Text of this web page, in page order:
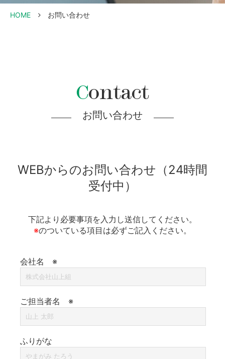
HOME お問い合わせ
Contact
お問い合わせ
WEBからのお問い合わせ（24時間
受付中）
下記より必要事項を入力し送信してください。
※のついている項目は必ずご記入ください。
会社名 ※
ご担当者名 ※
ふりがな